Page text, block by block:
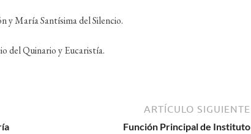
y María Santísima del Silencio.
del Quinario y Eucaristía.
ARTÍCULO SIGUIENTE
Función Principal de Instituto